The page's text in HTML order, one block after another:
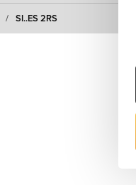
SI..ES 2RS